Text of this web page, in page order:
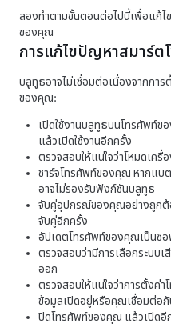
ลองทำตามขั้นตอนต่อไปนี้เพื่อแก้ไ
ของคุณ
การแก้ไขปัญหาสมาร์ต
บลูทูธอาจไม่เชื่อมต่อเนื่องจากกา
ของคุณ:
เปิดใช้งานบลูทูธบนโทรศัพท์ข
แล้วเปิดใช้งานอีกครั้ง
ตรวจสอบให้แน่ใจว่าโหมดเครื่
ชาร์จโทรศัพท์ของคุณ หากแบ
อาจไม่รองรับฟังก์ชันบลูทูธ
จับคู่อุปกรณ์ของคุณอย่างถูกต้
จับคู่อีกครั้ง
อัปเดตโทรศัพท์ของคุณเป็นซ
ตรวจสอบว่ามีการเลือกระบ
ออก
ตรวจสอบให้แน่ใจว่าการตั้งค่
ข้อมูลเปิดอยู่หรือคุณเชื่อมต่อ
ปิดโทรศัพท์ของคุณ แล้วเปิดอี